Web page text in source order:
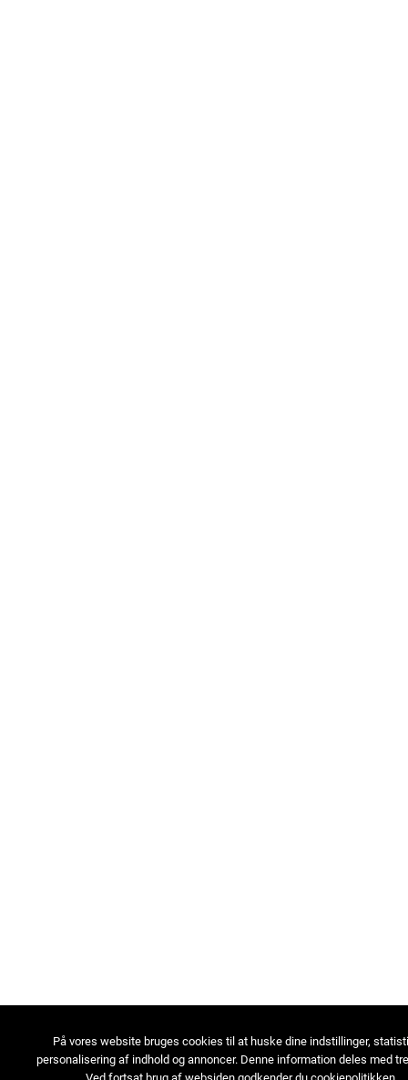
På vores website bruges cookies til at huske dine indstillinger,
personalisering af indhold og annoncer. Denne information deles med